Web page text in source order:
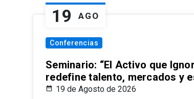
19 AGO
Conferencias
Seminario: “El Activo que
redefine talento, mercados y
19 de Agosto de 2026